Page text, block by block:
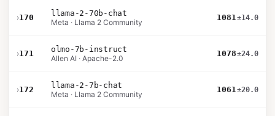
›170
llama-2-70b-chat
Meta · Llama 2 Community
1081±14.0
›171
olmo-7b-instruct
Allen AI · Apache-2.0
1078±24.0
›172
llama-2-7b-chat
Meta · Llama 2 Community
1061±20.0